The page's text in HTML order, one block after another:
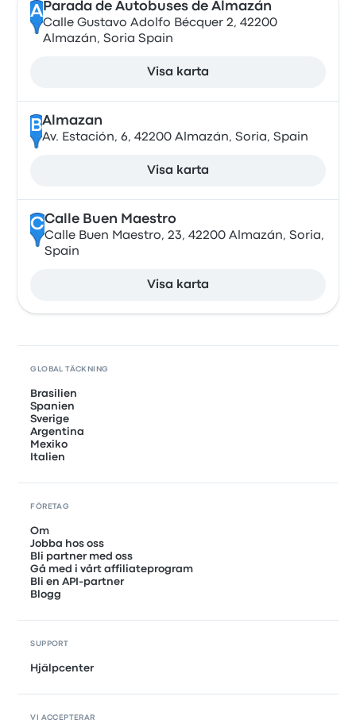
A Parada de Autobuses de Almazán
Calle Gustavo Adolfo Bécquer 2, 42200
Almazán, Soria Spain
Visa karta
BAlmazan
Av. Estación, 6, 42200 Almazán, Soria, Spain
Visa karta
CCalle Buen Maestro
Calle Buen Maestro, 23, 42200 Almazán, Soria,
Spain
Visa karta
GLOBAL TÄCKNING
Brasilien
Spanien
Sverige
Argentina
Mexiko
Italien
FÖRETAG
Om
Jobba hos oss
Bli partner med oss
Gå med i vårt affiliateprogram
Bli en API-partner
Blogg
SUPPORT
Hjälpcenter
VI ACCEPTERAR